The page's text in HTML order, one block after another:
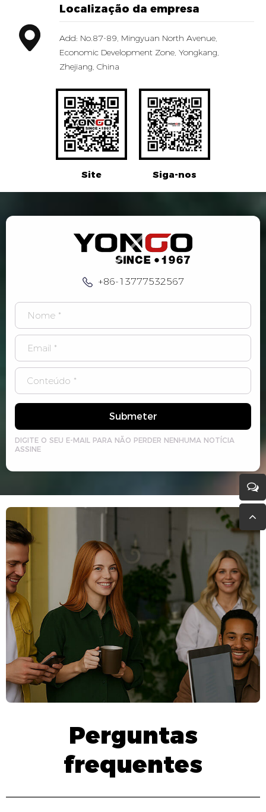
Localização da empresa
Add: No.87-89, Mingyuan North Avenue,
Economic Development Zone, Yongkang,
Zhejiang, China
Site Siga-nos
+86-13777532567
Submeter
DIGITE O SEU E-MAIL PARA NÃO PERDER NENHUMA NOTÍCIA
ASSINE
Perguntas
frequentes